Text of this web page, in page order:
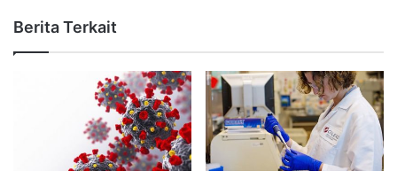
Berita Terkait